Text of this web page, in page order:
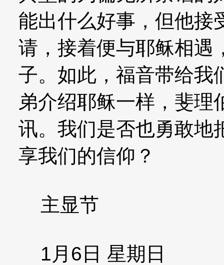
能出什么好事，但他接
请，接着便与耶稣相遇
子。如此，福音带给我
弟介绍耶稣一样，斐理
讯。我们是否也勇敢地
享我们的信仰？
主显节
1月6日 星期日